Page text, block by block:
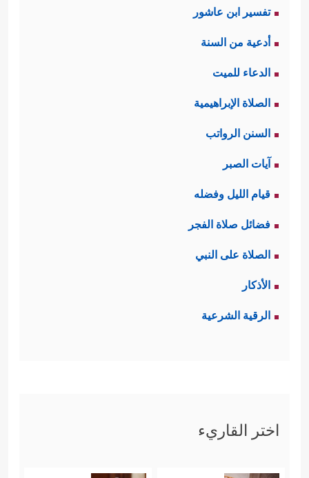
تفسير ابن عاشور
أدعية من السنة
الدعاء للميت
الصلاة الإبراهيمية
السنن الرواتب
آيات الصبر
قيام الليل وفضله
فضائل صلاة الفجر
الصلاة على النبي
الأذكار
الرقية الشرعية
اختر القاريء